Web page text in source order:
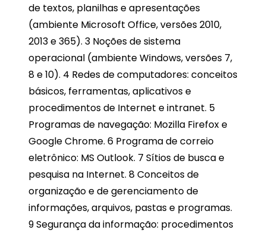
de textos, planilhas e apresentações
(ambiente Microsoft Office, versões 2010,
2013 e 365). 3 Noções de sistema
operacional (ambiente Windows, versões 7,
8 e 10). 4 Redes de computadores: conceitos
básicos, ferramentas, aplicativos e
procedimentos de Internet e intranet. 5
Programas de navegação: Mozilla Firefox e
Google Chrome. 6 Programa de correio
eletrônico: MS Outlook. 7 Sítios de busca e
pesquisa na Internet. 8 Conceitos de
organização e de gerenciamento de
informações, arquivos, pastas e programas.
9 Segurança da informação: procedimentos